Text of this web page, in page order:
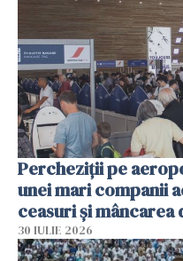
Percheziții pe
unei mari companii
ceasuri și mâncarea
30 IULIE 2026